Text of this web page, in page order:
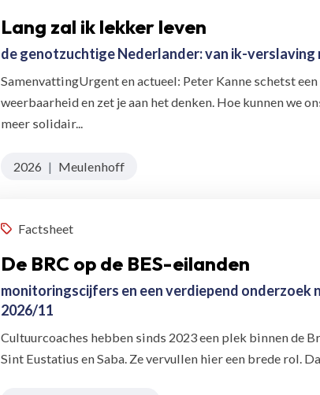
Lang zal ik lekker leven
de genotzuchtige Nederlander: van ik-verslaving
SamenvattingUrgent en actueel: Peter Kanne schetst
weerbaarheid en zet je aan het denken. Hoe kunnen we
meer solidair...
2026 | Meulenhoff
Factsheet
De BRC op de BES-eilanden
monitoringscijfers en een verdiepend onderzoek
2026/11
Cultuurcoaches hebben sinds 2023 een plek binnen de
Sint Eustatius en Saba. Ze vervullen hier een brede rol.